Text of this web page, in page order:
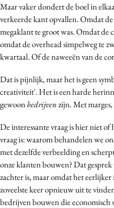
Maar vaker dondert de boel in
verkeerde kant opvallen. Omdat
megaklant te groot was. Omdat de
omdat de overhead simpelweg te
kwartaal. Of de naweeën van de
Dat is pijnlijk, maar het is geen
creativiteit'. Het is een harde
gewoonbedrijvenzijn. Met
De interessante vraag is hier niet
vraag is: waarom behandelen we
met dezelfde verbeelding en
onze klanten bouwen? Dat
zachter is, maar omdat het
zoveelste keer opnieuw uit te
bedrijven bouwen die economisch